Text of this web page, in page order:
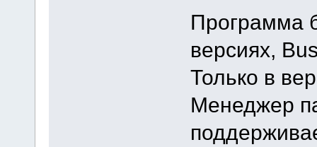
Программа
версиях,
Только в
Mенеджер